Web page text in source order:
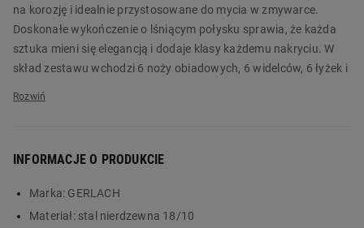
na korozję i idealnie przystosowane do mycia w zmywarce.
Doskonałe wykończenie o lśniącym połysku sprawia, że każda
sztuka mieni się elegancją i dodaje klasy każdemu nakryciu. W
skład zestawu wchodzi 6 noży obiadowych, 6 widelców, 6 łyżek i
prestiżową nagrodą Dobry Wzór 1995, co potwierdza jej
w Biedronka Home!
INFORMACJE O PRODUKCIE
Marka: GERLACH
Materiał: stal nierdzewna 18/10